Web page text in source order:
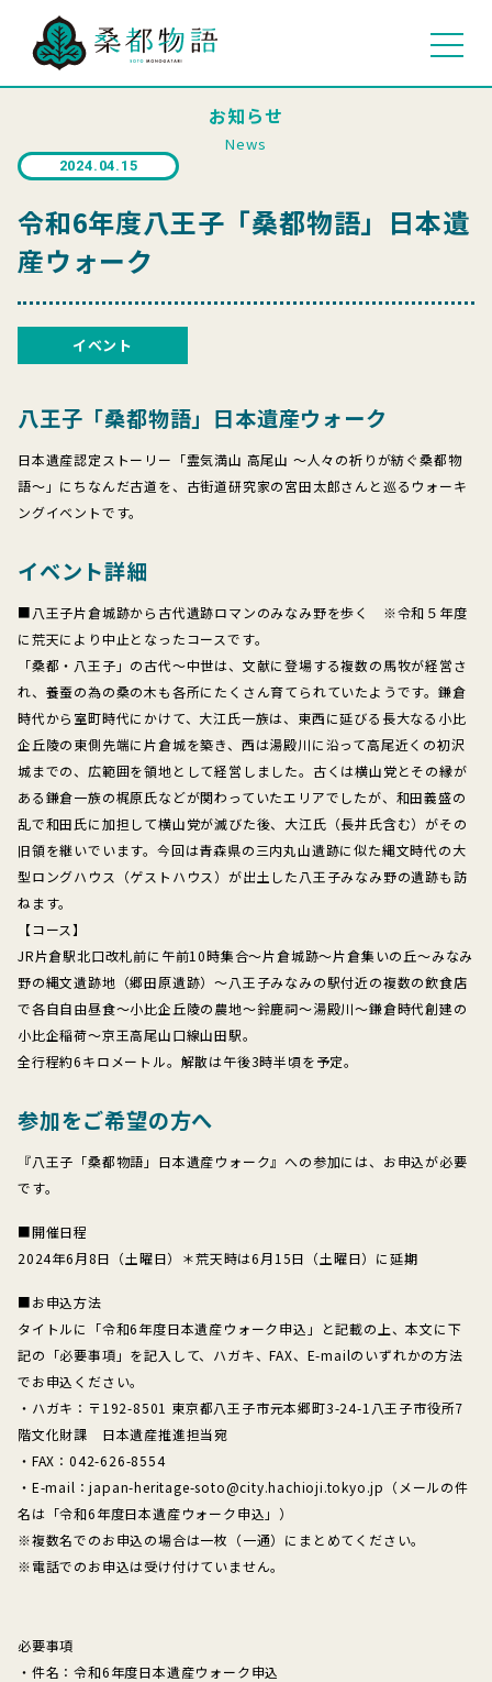
お知らせ
News
2024.04.15
令和6年度八王子「桑都物語」日本遺
産ウォーク
イベント
八王子「桑都物語」日本遺産ウォーク
日本遺産認定ストーリー「霊気満山 高尾山 ～人々の祈りが紡ぐ桑都物
語～」にちなんだ古道を、古街道研究家の宮田太郎さんと巡るウォーキ
ングイベントです。
イベント詳細
■八王子片倉城跡から古代遺跡ロマンのみなみ野を歩く ※令和５年度
に荒天により中止となったコースです。
「桑都・八王子」の古代～中世は、文献に登場する複数の馬牧が経営さ
れ、養蚕の為の桑の木も各所にたくさん育てられていたようです。鎌倉
時代から室町時代にかけて、大江氏一族は、東西に延びる長大なる小比
企丘陵の東側先端に片倉城を築き、西は湯殿川に沿って高尾近くの初沢
城までの、広範囲を領地として経営しました。古くは横山党とその縁が
ある鎌倉一族の梶原氏などが関わっていたエリアでしたが、和田義盛の
乱で和田氏に加担して横山党が滅びた後、大江氏（長井氏含む）がその
旧領を継いでいます。今回は青森県の三内丸山遺跡に似た縄文時代の大
型ロングハウス（ゲストハウス）が出土した八王子みなみ野の遺跡も訪
ねます。
【コース】
JR片倉駅北口改札前に午前10時集合～片倉城跡～片倉集いの丘～みなみ
野の縄文遺跡地（郷田原遺跡）～八王子みなみの駅付近の複数の飲食店
で各自自由昼食～小比企丘陵の農地～鈴鹿祠～湯殿川～鎌倉時代創建の
小比企稲荷～京王高尾山口線山田駅。
全行程約6キロメートル。解散は午後3時半頃を予定。
参加をご希望の方へ
『八王子「桑都物語」日本遺産ウォーク』への参加には、お申込が必要
です。
■開催日程
2024年6月8日（土曜日）＊荒天時は6月15日（土曜日）に延期
■お申込方法
タイトルに「令和6年度日本遺産ウォーク申込」と記載の上、本文に下
記の「必要事項」を記入して、ハガキ、FAX、E-mailのいずれかの方法
でお申込ください。
・ハガキ：〒192-8501 東京都八王子市元本郷町3-24-1八王子市役所7
階文化財課 日本遺産推進担当宛
・FAX：042-626-8554
・E-mail：japan-heritage-soto@city.hachioji.tokyo.jp（メールの件
名は「令和6年度日本遺産ウォーク申込」）
※複数名でのお申込の場合は一枚（一通）にまとめてください。
※電話でのお申込は受け付けていません。
必要事項
・件名：令和6年度日本遺産ウォーク申込